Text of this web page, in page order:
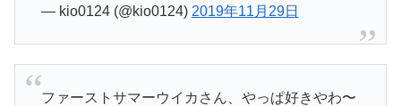
— kio0124 (@kio0124) 2019年11月29日
ファーストサマーウイカさん、やっぱ好きやわ〜